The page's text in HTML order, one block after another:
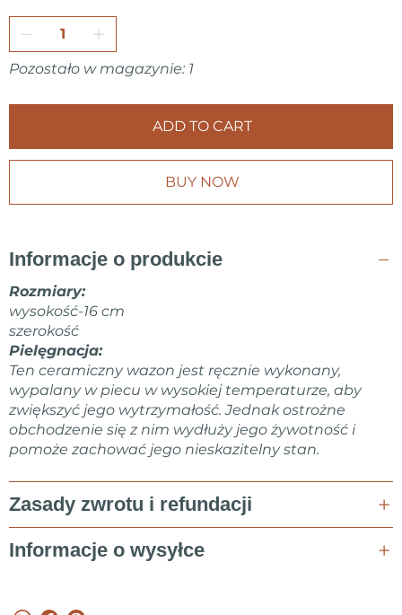
kole garncarskim i wypalany w temperaturze 1230°C, dzięki
tego dzieła jest ręcznie formowana dekoracja z bąbelków,
która dodaje tekstury i przyciąga wzrok, uzupełniając
elegancką formę. Każdy egzemplarz jest unikatowy i
starannie pakowany, by dotarł do Ciebie w idealnym stanie.
wazonem „The Bubble” nr 18.
Pozostało w magazynie: 1
ADD TO CART
BUY NOW
Informacje o produkcie
Rozmiary:
wysokość-16 cm
szerokość
Pielęgnacja:
Ten ceramiczny wazon jest ręcznie wykonany,
wypalany w piecu w wysokiej temperaturze, aby
zwiększyć jego wytrzymałość. Jednak ostrożne
obchodzenie się z nim wydłuży jego żywotność i
pomoże zachować jego nieskazitelny stan.
Zasady zwrotu i refundacji
Informacje o wysyłce